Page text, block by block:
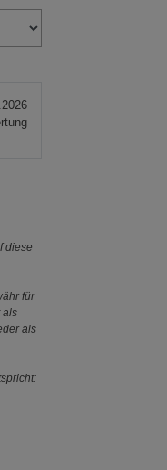
diese
für
als
als